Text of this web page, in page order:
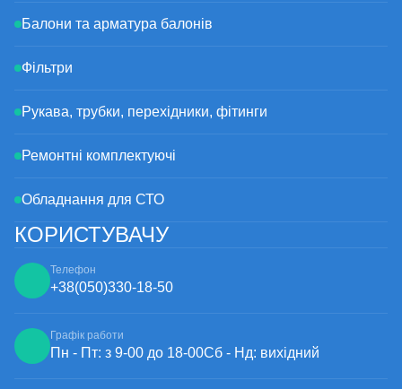
Балони та арматура балонів
Фільтри
Рукава, трубки, перехідники, фітинги
Ремонтні комплектуючі
Обладнання для СТО
КОРИСТУВАЧУ
Телефон
+38(050)330-18-50
Графік работи
Пн - Пт: з 9-00 до 18-00Сб - Нд: вихідний